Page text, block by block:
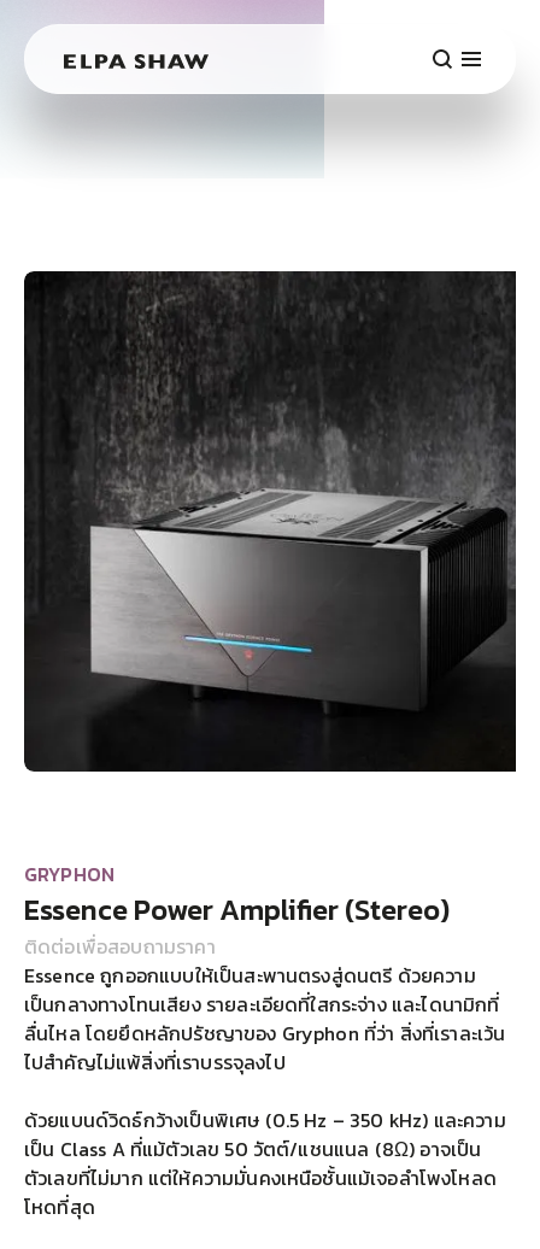
GRYPHON
Essence Power Amplifier (Stereo)
ติดต่อเพื่อสอบถามราคา
Essence ถูกออกแบบให้เป็นสะพานตรงสู่ดนตรี ด้วยความ
เป็นกลางทางโทนเสียง รายละเอียดที่ใสกระจ่าง และไดนามิกที่
ลื่นไหล โดยยึดหลักปรัชญาของ Gryphon ที่ว่า สิ่งที่เราละเว้น
ไปสำคัญไม่แพ้สิ่งที่เราบรรจุลงไป
ด้วยแบนด์วิดธ์กว้างเป็นพิเศษ (0.5 Hz – 350 kHz) และความ
เป็น Class A ที่แม้ตัวเลข 50 วัตต์/แชนแนล (8Ω) อาจเป็น
ตัวเลขที่ไม่มาก แต่ให้ความมั่นคงเหนือชั้นแม้เจอลำโพงโหลด
โหดที่สุด